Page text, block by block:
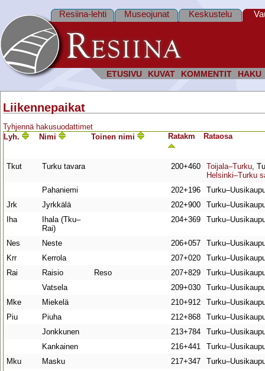
ETUSIVU KUVAT KOMMENTIT HAKU
Resiina-lehti Museojunat Keskustelu
Liikennepaikat
Tyhjennä hakusuodattimet
Lyh.
Nimi Toinen nimi Ratakm Rata­osa
Tkut Turku tavara 200+460 Toijala–Turku,
Helsinki–Turku
Pahaniemi
202+196
Jrk
Jyrkkälä 202+900
Iha
Ihala (Tku–
Rai)
204+369
Nes Neste 206+057
Krr
Kerrola 207+020
Rai
Raisio Reso 207+829
Vatsela
209+030
Mke
Miekelä 210+912
Piu
Piuha 212+868
Jonkkunen
213+784
Kankainen
216+441
Mku
Masku 217+347